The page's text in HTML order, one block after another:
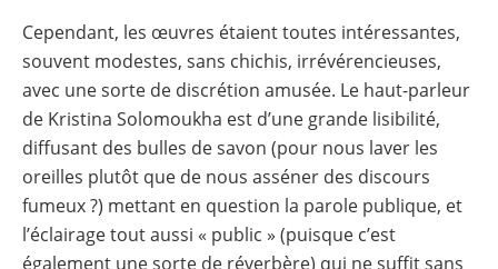
Cependant, les œuvres étaient toutes intéressantes,
souvent modestes, sans chichis, irrévérencieuses,
avec une sorte de discrétion amusée. Le haut-parleur
de Kristina Solomoukha est d’une grande lisibilité,
diffusant des bulles de savon (pour nous laver les
oreilles plutôt que de nous asséner des discours
fumeux ?) mettant en question la parole publique, et
l’éclairage tout aussi « public » (puisque c’est
également une sorte de réverbère) qui ne suffit sans